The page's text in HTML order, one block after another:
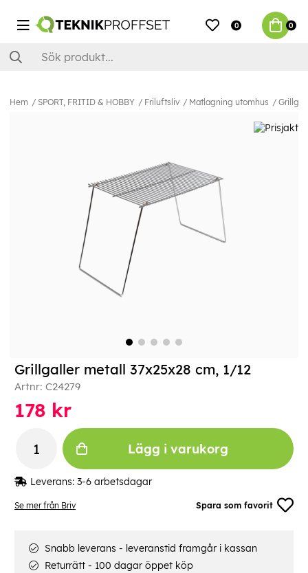
0 0
Hem SPORT, FRITID & HOBBY Friluftsliv Matlagning utomhus
Se mer från Briv Spara som favorit
Grillgaller metall 37x25x28 cm, 1/12
Artnr: C24279
178 kr
Lägg i varukorg
Leverans: 3-6 arbetsdagar
Snabb leverans - leveranstid framgår i kassan
Returrätt - 100 dagar öppet köp